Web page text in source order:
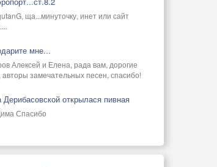
ща...минуточку, инет или сайт
мне...
Алексей и Елена, рада вам, дорогие
авторы замечательных песен, спасибо!
Дерибасовской открылася пивная
Спасибо